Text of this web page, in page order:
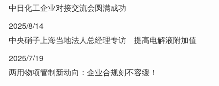
中日化工企业对接交流会圆满成功
2025/8/14
中央硝子上海当地法人总经理专访 提高电解液附加值
2025/7/19
两用物项管制新动向：企业合规刻不容缓！